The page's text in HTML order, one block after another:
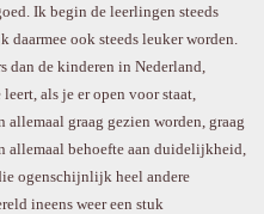
Ik begin de leerlingen steeds
ook steeds leuker worden.
dan de kinderen in Nederland,
als je er open voor staat,
graag gezien worden, graag
allemaal behoefte aan duidelijkheid,
ogenschijnlijk heel andere
ineens weer een stuk